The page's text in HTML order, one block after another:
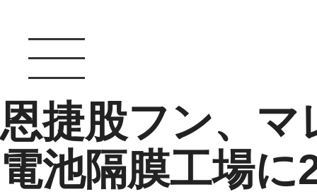
恩捷股フン、
電池隔膜工場に